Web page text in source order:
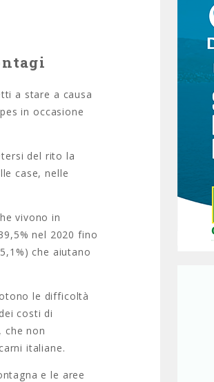
a stare a causa
in occasione
del rito la
case, nelle
vivono in
nel 2020 fino
che aiutano
le difficoltà
costi di
che non
italiane.
e le aree